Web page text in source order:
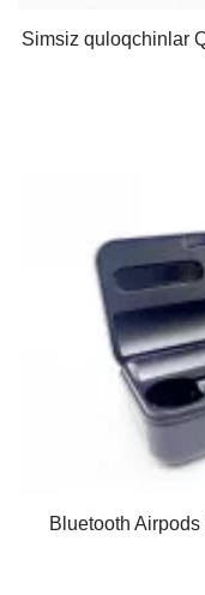
Simsiz quloqchinlar
Bluetooth